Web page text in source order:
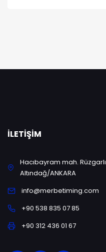
İLETIŞIM
Hacıbayram mah.
Altındağ/ANKARA
info@merbetiming.com
+90 538 835 07 85
+90 312 436 01 67